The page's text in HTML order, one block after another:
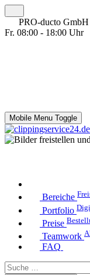
PRO-ducto GmbH
Fr. 08:00 - 18:00 Uhr
Mobile Menu Toggle
Bereiche
Portfolio
Preise
Teamwork
FAQ